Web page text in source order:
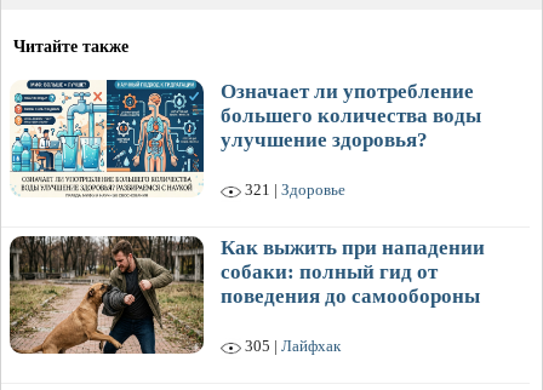
Читайте также
Означает ли употребление
большего количества воды
улучшение здоровья?
321 | Здоровье
Как выжить при нападении
собаки: полный гид от
поведения до самообороны
305 | Лайфхак